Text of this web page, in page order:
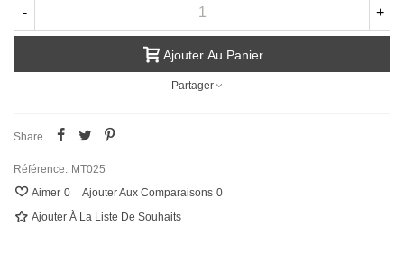
- +
Ajouter Au Panier
Partager
Share
Référence: MT025
Aimer 0 Ajouter Aux Comparaisons 0
Ajouter À La Liste De Souhaits